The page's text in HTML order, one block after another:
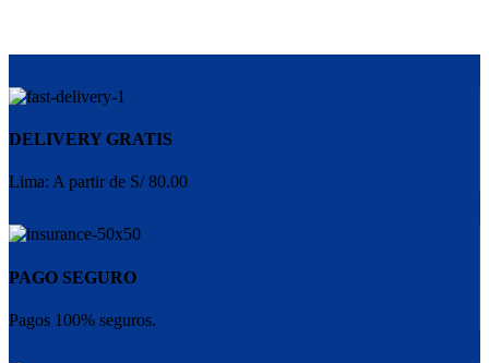
DELIVERY GRATIS
Lima: A partir de S/ 80.00
PAGO SEGURO
Pagos 100% seguros.